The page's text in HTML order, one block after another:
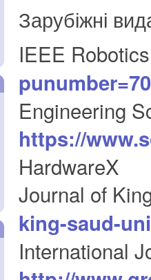
Зарубіжні
IEEE
Engineering
https://
HardwareX
Journal of
king-saud-
International